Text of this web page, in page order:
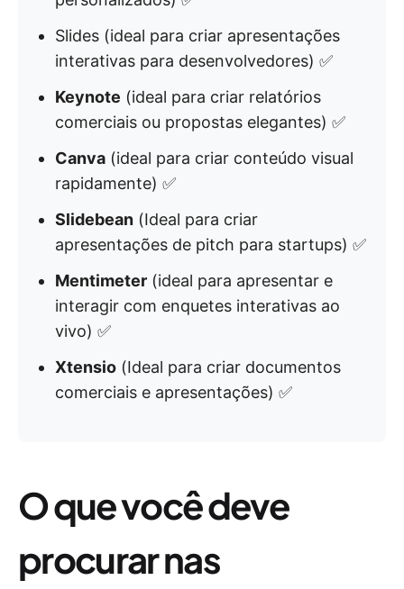
Slides (ideal para criar apresentações
interativas para desenvolvedores) ✅
Keynote (ideal para criar relatórios
comerciais ou propostas elegantes) ✅
Canva (ideal para criar conteúdo visual
rapidamente) ✅
Slidebean (Ideal para criar
apresentações de pitch para startups) ✅
Mentimeter (ideal para apresentar e
interagir com enquetes interativas ao
vivo) ✅
Xtensio (Ideal para criar documentos
comerciais e apresentações) ✅
O que você deve
procurar nas